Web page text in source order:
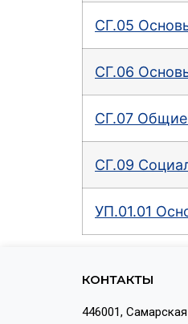
СГ.05
СГ.06
СГ.07 Общие
СГ.09
УП.01.01
КОНТАКТЫ
446001,